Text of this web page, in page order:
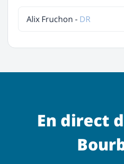
Alix Fruchon - DR
En direct